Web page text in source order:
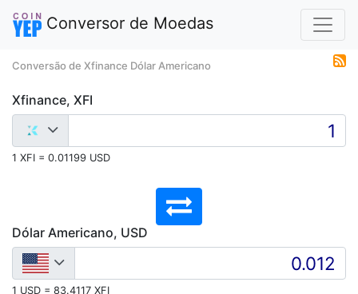
Conversor de Moedas
Conversão de Xfinance Dólar Americano
Xfinance, XFI
1 XFI = 0.01199 USD
Dólar Americano, USD
1 USD = 83.4117 XFI